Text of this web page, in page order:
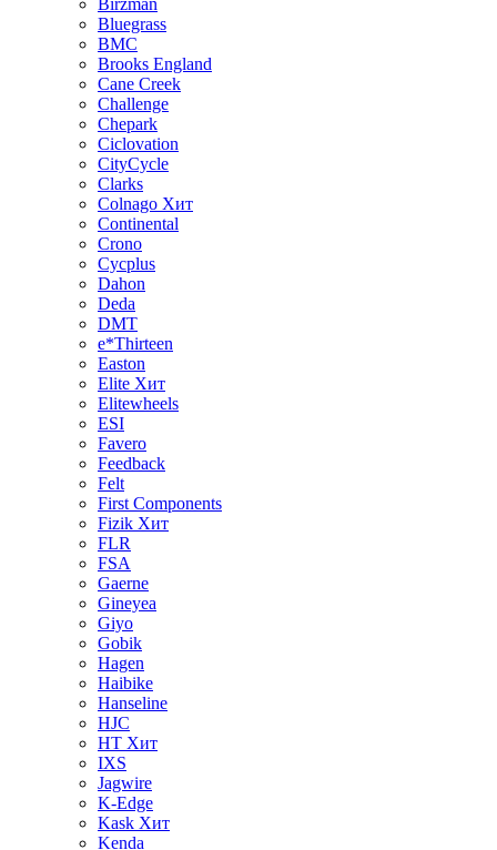
Birzman
Bluegrass
BMC
Brooks England
Cane Creek
Challenge
Chepark
Ciclovation
CityCycle
Clarks
Colnago Хит
Continental
Crono
Cycplus
Dahon
Deda
DMT
e*Thirteen
Easton
Elite Хит
Elitewheels
ESI
Favero
Feedback
Felt
First Components
Fizik Хит
FLR
FSA
Gaerne
Gineyea
Giyo
Gobik
Hagen
Haibike
Hanseline
HJC
HT Хит
IXS
Jagwire
K-Edge
Kask Хит
Kenda